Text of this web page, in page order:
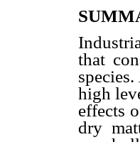
that
high
effects
dry